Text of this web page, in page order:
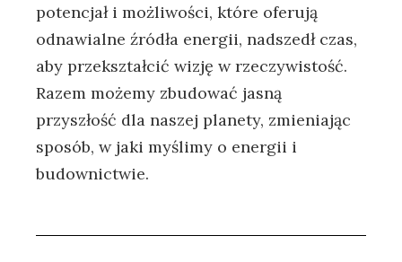
potencjał ⁤i możliwości, które ⁢oferują
odnawialne źródła energii,​ nadszedł ‌czas,
aby⁣ przekształcić wizję w rzeczywistość.
‍Razem możemy zbudować jasną‌
przyszłość⁢ dla naszej planety, ⁤zmieniając
sposób, w jaki myślimy o energii i
budownictwie.